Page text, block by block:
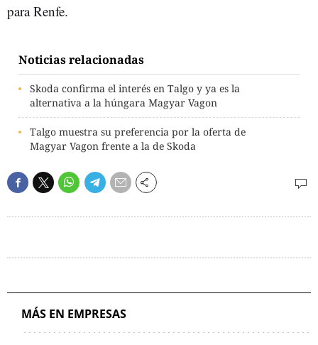
para Renfe.
Noticias relacionadas
Skoda confirma el interés en Talgo y ya es la
alternativa a la húngara Magyar Vagon
Talgo muestra su preferencia por la oferta de
Magyar Vagon frente a la de Skoda
MÁS EN EMPRESAS